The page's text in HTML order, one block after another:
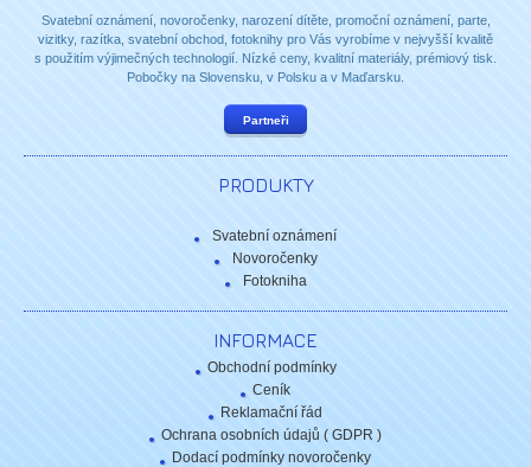
Svatební oznámení, novoročenky, narození dítěte, promoční oznámení, parte,
vizitky, razítka, svatební obchod, fotoknihy pro Vás vyrobíme v nejvyšší kvalitě
s použitím výjimečných technologií. Nízké ceny, kvalitní materiály, prémiový tisk.
Pobočky na Slovensku, v Polsku a v Maďarsku.
Partneři
PRODUKTY
Svatební oznámení
Novoročenky
Fotokniha
INFORMACE
Obchodní podmínky
Ceník
Reklamační řád
Ochrana osobních údajů ( GDPR )
Dodací podmínky novoročenky